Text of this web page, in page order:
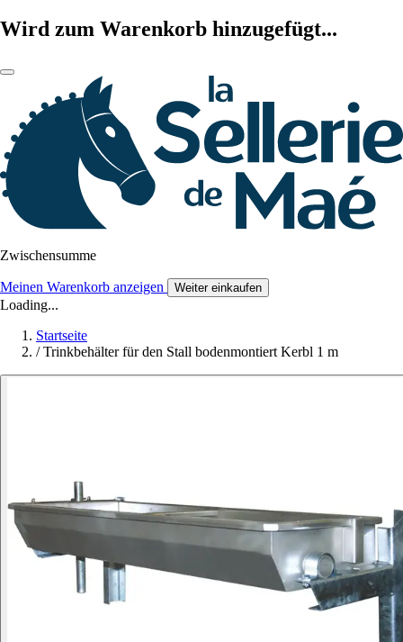
Wird zum Warenkorb hinzugefügt...
Zwischensumme
Meinen Warenkorb anzeigen Weiter einkaufen
Loading...
Startseite
/ Trinkbehälter für den Stall bodenmontiert Kerbl 1 m